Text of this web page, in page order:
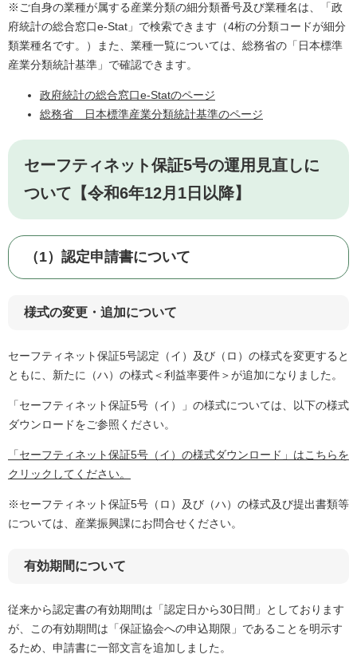
※ご自身の業種が属する産業分類の細分類番号及び業種名は、「政
府統計の総合窓口e-Stat」で検索できます（4桁の分類コードが細分
類業種名です。）また、業種一覧については、総務省の「日本標準
産業分類統計基準」で確認できます。
政府統計の総合窓口e-Statのページ
総務省 日本標準産業分類統計基準のページ
セーフティネット保証5号の運用見直しに
ついて【令和6年12月1日以降】
（1）認定申請書について
様式の変更・追加について
セーフティネット保証5号認定（イ）及び（ロ）の様式を変更すると
ともに、新たに（ハ）の様式＜利益率要件＞が追加になりました。
「セーフティネット保証5号（イ）」の様式については、以下の様式
ダウンロードをご参照ください。
「セーフティネット保証5号（イ）の様式ダウンロード」はこちらを
クリックしてください。
※セーフティネット保証5号（ロ）及び（ハ）の様式及び提出書類等
については、産業振興課にお問合せください。
有効期間について
従来から認定書の有効期間は「認定日から30日間」としております
が、この有効期間は「保証協会への申込期限」であることを明示す
るため、申請書に一部文言を追加しました。